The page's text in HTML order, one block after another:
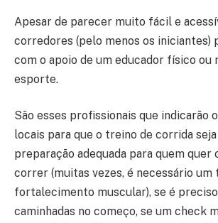
Apesar de parecer muito fácil e
corredores (pelo menos os iniciantes)
com o apoio de um educador físico ou
esporte.
São esses profissionais que indicarão
locais para que o treino de corrida
preparação adequada para quem quer
correr (muitas vezes, é necessário um
fortalecimento muscular), se é
caminhadas no começo, se um check